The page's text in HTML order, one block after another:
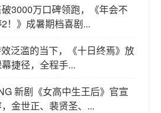
3000万口碑领跑，《年会不
！》成暑期档喜剧...
泛滥的当下，《十日终焉》放
捷径，全程手...
新剧《女高中生王后》官宣
金世正、裴贤圣、...